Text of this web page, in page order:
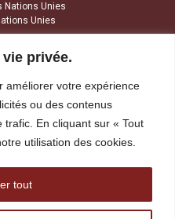
privée.
améliorer votre expérience
ou des contenus
En cliquant sur « Tout
utilisation des cookies.
tout
Nations Unies
Unies
Brochu
4424
968-1841